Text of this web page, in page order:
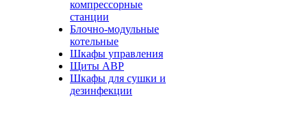
компрессорные
станции
Блочно-модульные
котельные
Шкафы управления
Щиты АВР
Шкафы для сушки и
дезинфекции